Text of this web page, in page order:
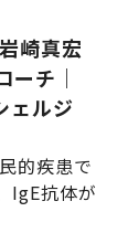
崎真宏
チ｜
ェルジ
的疾患で
IgE抗体が